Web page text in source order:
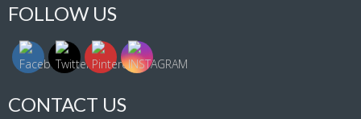
FOLLOW US
CONTACT US